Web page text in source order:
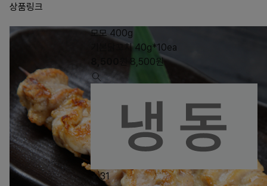
상품링크
모모 400g
기본닭꼬치 40g*10ea
8,500원
31